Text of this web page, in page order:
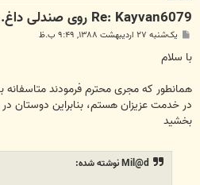
Re: Kayvan6079 روی صندلی داغ...!
پ
ت
یک‌شنبه ۲۷ اردیبهشت ۱۳۸۸, ۹:۴۹ ب.ظ
با سلام
در خدمت عزیزان هستم، بنابراین دوستان در
بخشید
Mil@d نوشته شده: